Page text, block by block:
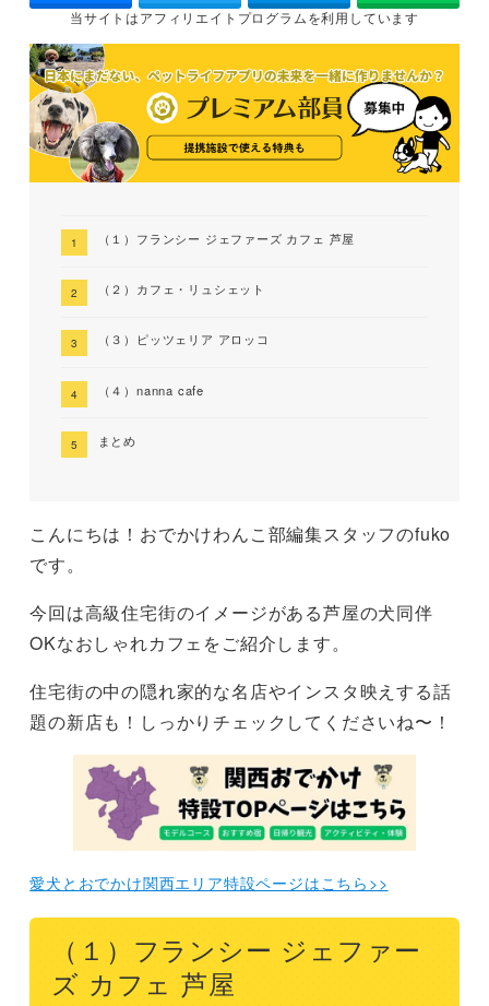
当サイトはアフィリエイトプログラムを利用しています
（１）フランシー ジェファーズ カフェ 芦屋
（２）カフェ・リュシェット
（３）ピッツェリア アロッコ
（４）nanna cafe
まとめ
こんにちは！おでかけわんこ部編集スタッフのfuko
です。
今回は高級住宅街のイメージがある芦屋の犬同伴
OKなおしゃれカフェをご紹介します。
住宅街の中の隠れ家的な名店やインスタ映えする話
題の新店も！しっかりチェックしてくださいね〜！
愛犬とおでかけ関西エリア特設ページはこちら>>
（１）フランシー ジェファー
ズ カフェ 芦屋